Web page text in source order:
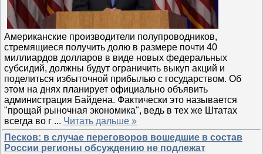
Американские производители полупроводников,
стремящиеся получить долю в размере почти 40
миллиардов долларов в виде новых федеральных
субсидий, должны будут ограничить выкуп акций и
поделиться избыточной прибылью с государством. Об
этом на днях планирует официально объявить
администрация Байдена. Фактически это называется
"прощай рыночная экономика", ведь в тех же Штатах
всегда во г ... Читать дальше »
Песков: в случае переговоров вошедшие в состав
России регионы обсуждению не подлежат